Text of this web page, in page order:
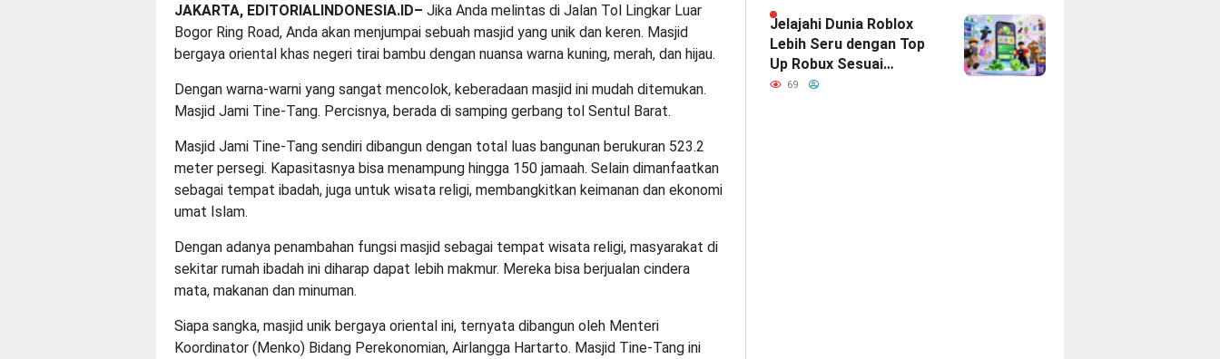
JAKARTA, EDITORIALINDONESIA.ID– Jika Anda melintas di Jalan Tol Lingkar Luar
Bogor Ring Road, Anda akan menjumpai sebuah masjid yang unik dan keren. Masjid
bergaya oriental khas negeri tirai bambu dengan nuansa warna kuning, merah, dan hijau.
Dengan warna-warni yang sangat mencolok, keberadaan masjid ini mudah ditemukan.
Masjid Jami Tine-Tang. Percisnya, berada di samping gerbang tol Sentul Barat.
Masjid Jami Tine-Tang sendiri dibangun dengan total luas bangunan berukuran 523.2
meter persegi. Kapasitasnya bisa menampung hingga 150 jamaah. Selain dimanfaatkan
sebagai tempat ibadah, juga untuk wisata religi, membangkitkan keimanan dan ekonomi
umat Islam.
Dengan adanya penambahan fungsi masjid sebagai tempat wisata religi, masyarakat di
sekitar rumah ibadah ini diharap dapat lebih makmur. Mereka bisa berjualan cindera
mata, makanan dan minuman.
Siapa sangka, masjid unik bergaya oriental ini, ternyata dibangun oleh Menteri
Koordinator (Menko) Bidang Perekonomian, Airlangga Hartarto. Masjid Tine-Tang ini
Hubungan Indonesia–
India
Jelajahi Dunia Roblox
Lebih Seru dengan Top
Up Robux Sesuai
Kebutuhan
69